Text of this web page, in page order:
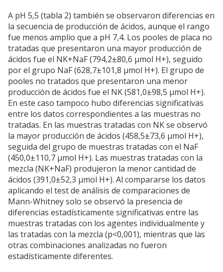
A pH 5,5 (tabla 2) también se observaron diferencias en
la secuencia de producción de ácidos, aunque el rango
fue menos amplio que a pH 7,4. Los pooles de placa no
tratadas que presentaron una mayor producción de
ácidos fue el NK+NaF (794,2±80,6 µmol H+), seguido
por el grupo NaF (628,7±101,8 µmol H+). El grupo de
pooles no tratados que presentaron una menor
producción de ácidos fue el NK (581,0±98,5 µmol H+).
En este caso tampoco hubo diferencias significativas
entre los datos correspondientes a las muestras no
tratadas. En las muestras tratadas con NK se observó
la mayor producción de ácidos (458,5±73,6 µmol H+),
seguida del grupo de muestras tratadas con el NaF
(450,0±110,7 µmol H+). Las muestras tratadas con la
mezcla (NK+NaF) produjeron la menor cantidad de
ácidos (391,0±52,3 µmol H+). Al compararse los datos
aplicando el test de análisis de comparaciones de
Mann-Whitney solo se observó la presencia de
diferencias estadísticamente significativas entre las
muestras tratadas con los agentes individualmente y
las tratadas con la mezcla (p<0,001), mientras que las
otras combinaciones analizadas no fueron
estadísticamente diferentes.